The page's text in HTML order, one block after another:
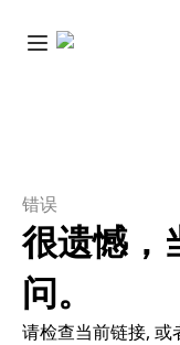
错误
很遗憾，
问。
请检查当前链接, 或